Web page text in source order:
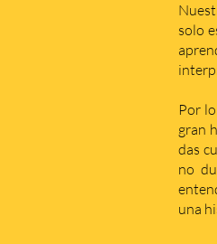
solo
Por
gran
das
no
una